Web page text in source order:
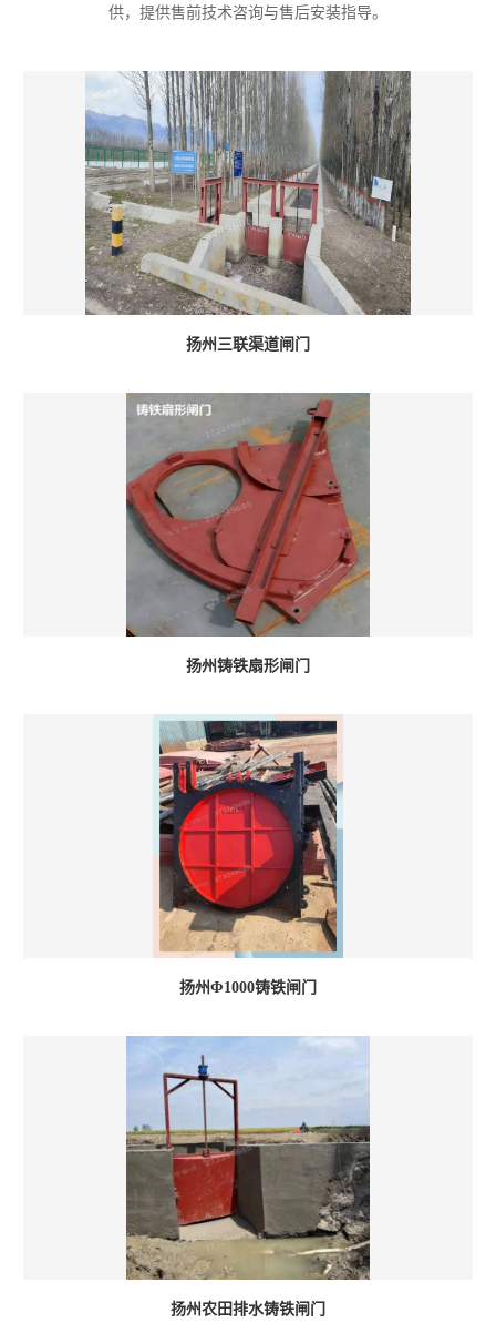
供，提供售前技术咨询与售后安装指导。
扬州三联渠道闸门
扬州铸铁扇形闸门
扬州Φ1000铸铁闸门
扬州农田排水铸铁闸门